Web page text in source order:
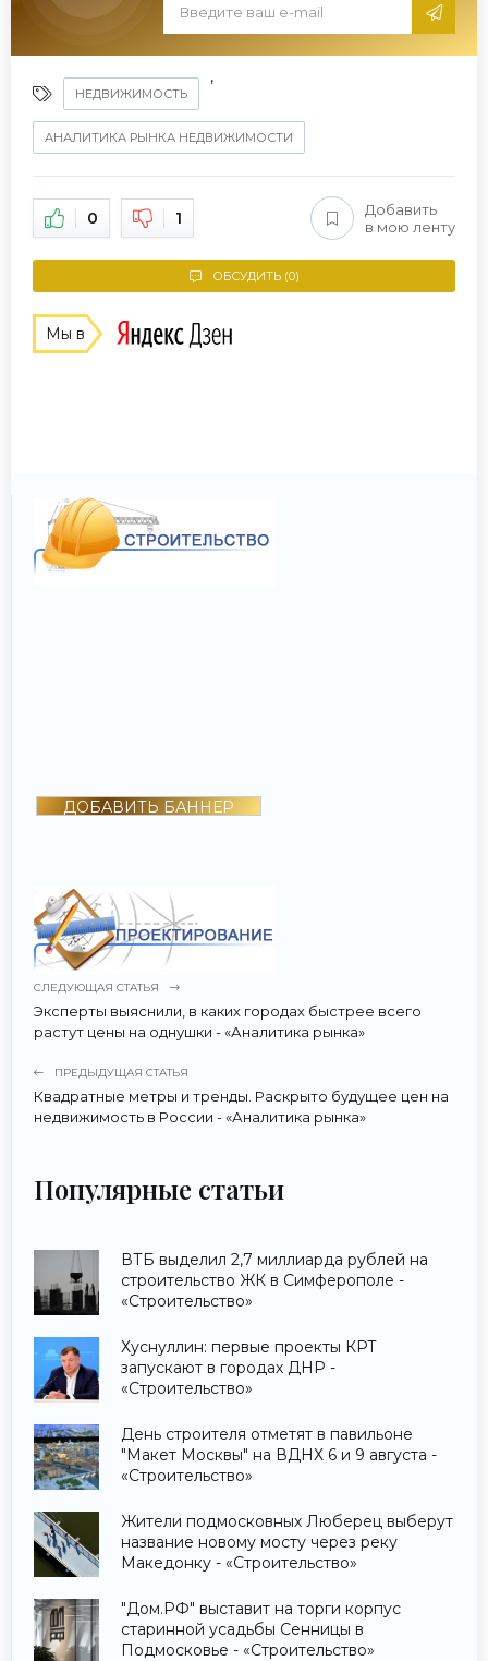
НЕДВИЖИМОСТЬ
,
АНАЛИТИКА РЫНКА НЕДВИЖИМОСТИ
0 1
Добавить
в мою ленту
ОБСУДИТЬ (0)
Мы в
ДОБАВИТЬ БАННЕР
СЛЕДУЮЩАЯ СТАТЬЯ
Эксперты выяснили, в каких городах быстрее всего
растут цены на однушки - «Аналитика рынка»
ПРЕДЫДУЩАЯ СТАТЬЯ
Квадратные метры и тренды. Раскрыто будущее цен на
недвижимость в России - «Аналитика рынка»
Популярные статьи
ВТБ выделил 2,7 миллиарда рублей на
строительство ЖК в Симферополе -
«Строительство»
Хуснуллин: первые проекты КРТ
запускают в городах ДНР -
«Строительство»
День строителя отметят в павильоне
"Макет Москвы" на ВДНХ 6 и 9 августа -
«Строительство»
Жители подмосковных Люберец выберут
название новому мосту через реку
Македонку - «Строительство»
"Дом.РФ" выставит на торги корпус
старинной усадьбы Сенницы в
Подмосковье - «Строительство»